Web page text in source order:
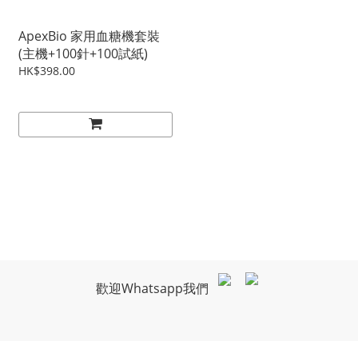
ApexBio 家用血糖機套裝
(主機+100針+100試紙)
HK$398.00
歡迎Whatsapp我們